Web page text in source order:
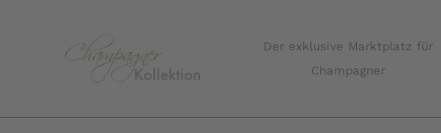
Der exklusive Marktplatz für
Champagner